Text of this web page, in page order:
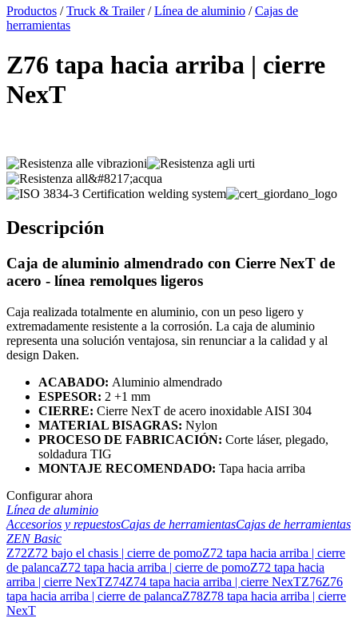
Productos /Truck & Trailer/Línea de aluminio /Cajas de
herramientas
Z76 tapa hacia arriba | cierre
NexT
Descripción
Caja de aluminio almendrado con Cierre NexT de
acero - línea remolques ligeros
Caja realizada totalmente en aluminio, con un peso ligero y
extremadamente resistente a la corrosión. La caja de aluminio
representa una solución ventajosa, sin renunciar a la calidad y al
design Daken.
ACABADO: Aluminio almendrado
ESPESOR: 2 +1 mm
CIERRE: Cierre NexT de acero inoxidable AISI 304
MATERIAL BISAGRAS: Nylon
PROCESO DE FABRICACIÓN: Corte láser, plegado,
soldadura TIG
MONTAJE RECOMENDADO: Tapa hacia arriba
Configurar ahora
Línea de aluminio
Accesorios y repuestosCajas de herramientasCajas de herramientas
ZEN Basic
Z72Z72 bajo el chasis | cierre de pomoZ72 tapa hacia arriba | cierre
de palancaZ72 tapa hacia arriba | cierre de pomoZ72 tapa hacia
arriba | cierre NexTZ74Z74 tapa hacia arriba | cierre NexTZ76Z76
tapa hacia arriba | cierre de palancaZ78Z78 tapa hacia arriba | cierre
NexT